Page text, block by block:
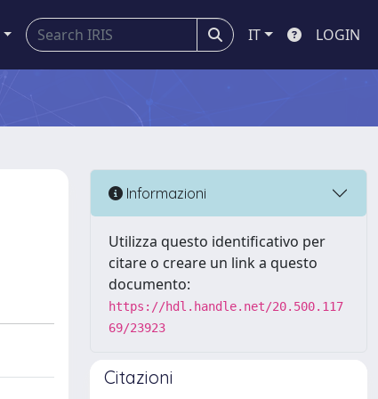
IT LOGIN
Informazioni
Utilizza questo identificativo per
citare o creare un link a questo
documento:
https://hdl.handle.net/20.500.117
69/23923
Citazioni